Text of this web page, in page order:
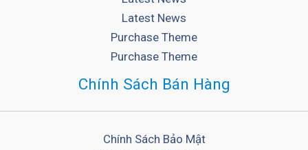
Latest News
Purchase Theme
Purchase Theme
Chính Sách Bán Hàng
Chính Sách Bảo Mật